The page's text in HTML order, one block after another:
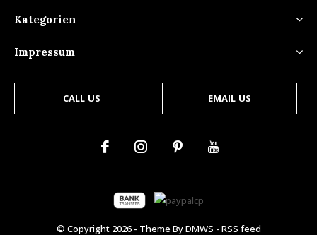
Kategorien
Impressum
CALL US EMAIL US
© Copyright 2026- Theme ByDMWS - RSS feed